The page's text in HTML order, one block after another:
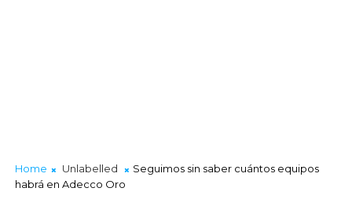
Home Unlabelled
Seguimos sin saber cuántos equipos
habrá en Adecco Oro